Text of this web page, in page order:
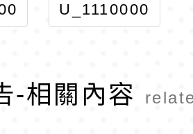
1
U_1110000
625_772-2
-相關內容